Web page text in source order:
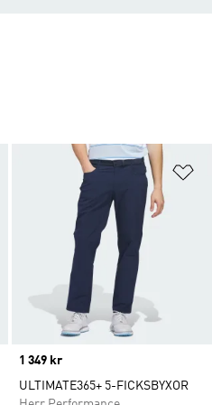
Lägg till på önskelistan
Price
1 349 kr
ULTIMATE365+ 5-FICKSBYXOR